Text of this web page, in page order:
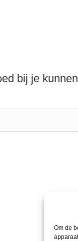
Om de
bij je